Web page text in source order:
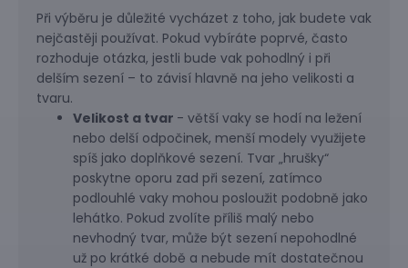
Při výběru je důležité vycházet z toho, jak budete vak
nejčastěji používat. Pokud vybíráte poprvé, často
rozhoduje otázka, jestli bude vak pohodlný i při
delším sezení – to závisí hlavně na jeho velikosti a
tvaru.
Velikost a tvar - větší vaky se hodí na ležení
nebo delší odpočinek, menší modely využijete
spíš jako doplňkové sezení. Tvar „hrušky“
poskytne oporu zad při sezení, zatímco
podlouhlé vaky mohou posloužit podobně jako
lehátko. Pokud zvolíte příliš malý nebo
nevhodný tvar, může být sezení nepohodlné
už po krátké době a nebude mít dostatečnou